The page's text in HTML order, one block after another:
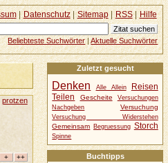
protzen
Zuletzt gesucht
Denken Alle Allein
Reisen
Teilen
Gescheite
Versuchungen
Nachgeben
Versuchung
Versuchung Widerstehen
Gemeinsam Begruessung Storch
Spinne
Buchtipps
| Datenschutz| Sitemap| RSS| Hilfe
Beliebteste Suchwörter|Aktuelle Suchwörter